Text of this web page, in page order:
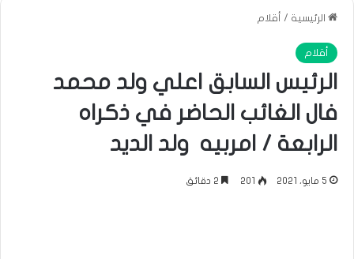
الرئيسية / أقلام
أقلام
الرئيس السابق اعلي ولد محمد
فال الغائب الحاضر في ذكراه
الرابعة / امربيه ولد الديد
5 مايو، 2021 201